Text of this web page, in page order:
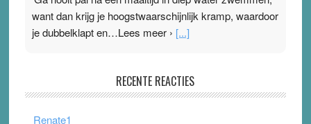
want dan krijg je hoogstwaarschijnlijk kramp, waardoor
je dubbelklapt en…Lees meer › [...]
Ward van Beek
RECENTE REACTIES
Renate1